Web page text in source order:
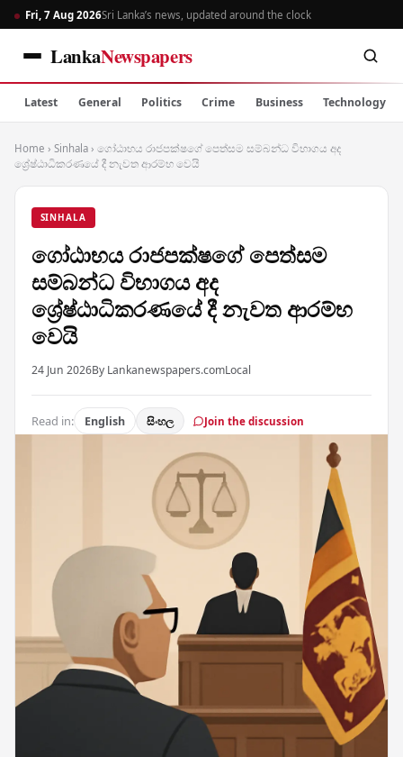
Fri, 7 Aug 2026Sri Lanka’s news, updated around the clock
LankaNewspapers
Latest General Politics Crime Business Technology
Home › Sinhala › ගෝඨාභය රාජපක්ෂගේ පෙත්සම සම්බන්ධ විභාගය අද
ශ්‍රේෂ්ඨාධිකරණයේ දී නැවත ආරම්භ වෙයි
SINHALA
ගෝඨාභය රාජපක්ෂගේ පෙත්සම
සම්බන්ධ විභාගය අද
ශ්‍රේෂ්ඨාධිකරණයේ දී නැවත ආරම්භ
වෙයි
24 Jun 2026By Lankanewspapers.comLocal
Read in: English සිංහල Join the discussion